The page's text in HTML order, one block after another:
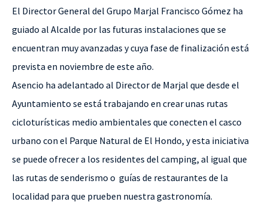
El Director General del Grupo Marjal Francisco Gómez ha
guiado al Alcalde por las futuras instalaciones que se
encuentran muy avanzadas y cuya fase de finalización está
prevista en noviembre de este año.
Asencio ha adelantado al Director de Marjal que desde el
Ayuntamiento se está trabajando en crear unas rutas
cicloturísticas medio ambientales que conecten el casco
urbano con el Parque Natural de El Hondo, y esta iniciativa
se puede ofrecer a los residentes del camping, al igual que
las rutas de senderismo o guías de restaurantes de la
localidad para que prueben nuestra gastronomía.